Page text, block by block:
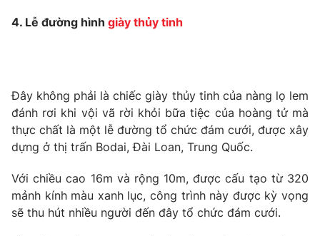
Email: toasoan@vtv.vn
4. Lễ đường hình giày thủy tinh
Đây không phải là chiếc giày thủy tinh của nàng lọ lem
đánh rơi khi vội vã rời khỏi bữa tiệc của hoàng tử mà
thực chất là một lễ đường tổ chức đám cưới, được xây
dựng ở thị trấn Bodai, Đài Loan, Trung Quốc.
Với chiều cao 16m và rộng 10m, được cấu tạo từ 320
mảnh kính màu xanh lục, công trình này được kỳ vọng
sẽ thu hút nhiều người đến đây tổ chức đám cưới.